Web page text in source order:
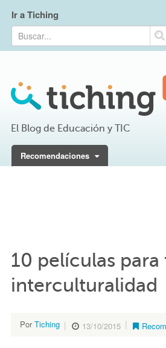
Ir a Tiching
El Blog de Educación y TIC
Recomendaciones
10 películas para
interculturalidad
PorTiching 13/10/2015